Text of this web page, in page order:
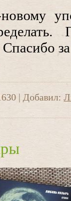
| Добавил: